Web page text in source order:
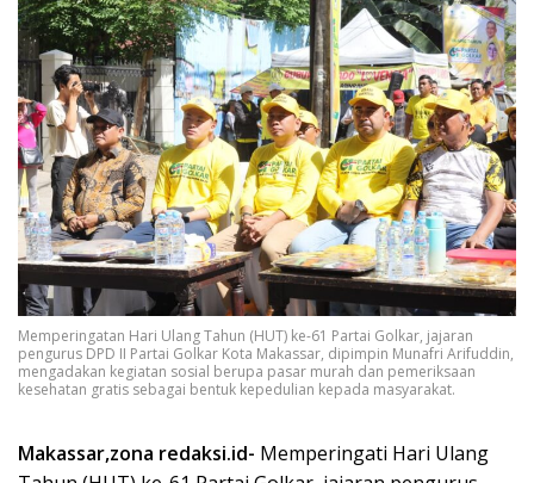
Memperingatan Hari Ulang Tahun (HUT) ke-61 Partai Golkar, jajaran
pengurus DPD II Partai Golkar Kota Makassar, dipimpin Munafri Arifuddin,
mengadakan kegiatan sosial berupa pasar murah dan pemeriksaan
kesehatan gratis sebagai bentuk kepedulian kepada masyarakat.
Makassar,zona redaksi.id- Memperingati Hari Ulang